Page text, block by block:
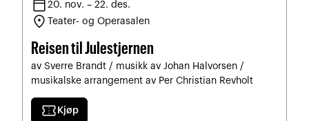
calendar_today20. nov. – 22. des.
location_onTeater- og Operasalen
Reisen til Julestjernen
av Sverre Brandt / musikk av Johan Halvorsen /
musikalske arrangement av Per Christian Revholt
confirmation_number Kjøp